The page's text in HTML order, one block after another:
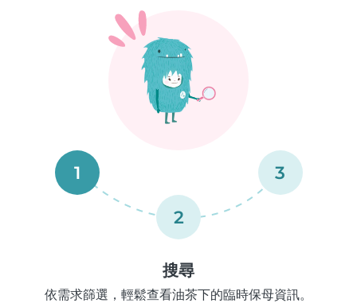
1
2
3
搜尋
依需求篩選，輕鬆查看油茶下的臨時保母資訊。